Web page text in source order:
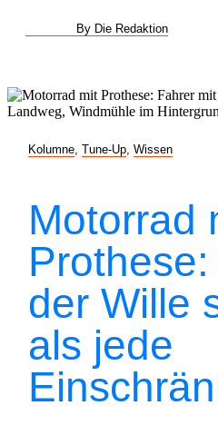
By Die Redaktion
Kolumne Tune-Up Wissen
Motorrad
der Wille
als jede